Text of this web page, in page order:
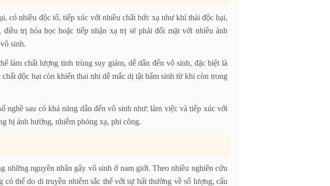
có nhiều độc tố, tiếp xúc với nhiều chất bức xạ như khí thải độc hại,
điều trị hóa học hoặc tiếp nhận xạ trị sẽ phải đối mặt với nhiều ảnh
sinh.
làm chất lượng tinh trùng suy giảm, dễ dẫn đến vô sinh, đặc biệt là
độc hại còn khiến thai nhi dễ mắc dị tật bẩm sinh từ khi còn trong
nghề sau có khả năng dẫn đến vô sinh như: làm việc và tiếp xúc với
bị ảnh hưởng, nhiễm phóng xạ, phi công.
những nguyên nhân gây vô sinh ở nam giới. Theo nhiều nghiên cứu
có thể do di truyền nhiễm sắc thể với sự bất thường về số lượng, cấu